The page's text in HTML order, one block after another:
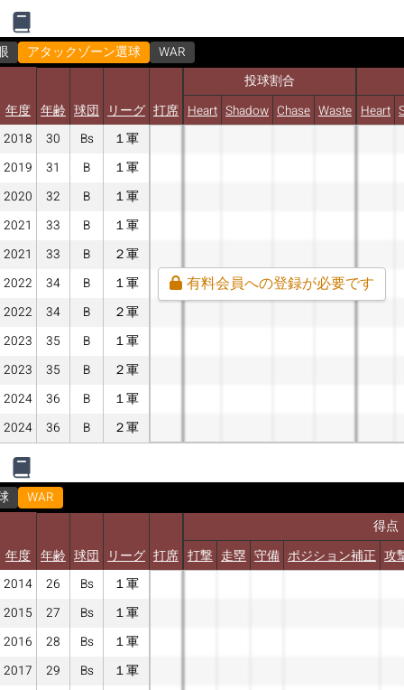
アタックゾーン選球
WAR
投球割合
年度 年齢 球団 リーグ 打席 Heart Shadow Chase Waste Heart
2018
30 Bs
１軍
2019
31 B
１軍
2020
32 B
１軍
2021
33 B
１軍
2021
33 B
２軍
2022
34 B
１軍
2022
34 B
２軍
2023
35 B
１軍
2023
35 B
２軍
2024
36 B
１軍
2024
36 B ２軍
有料会員への登録が必要です
WAR
得点
年度 年齢 球団 リーグ 打席 打撃 走塁 守備 ポジション補正 攻
2014
26 Bs
１軍
2015
27 Bs
１軍
2016
28 Bs
１軍
2017
29 Bs
１軍